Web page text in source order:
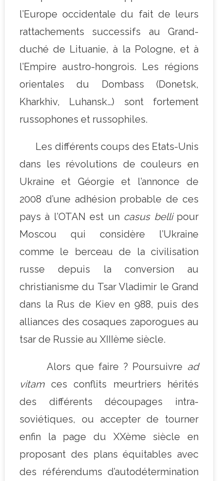
l’Europe occidentale du fait de leurs
rattachements successifs au Grand-
duché de Lituanie, à la Pologne, et à
l’Empire austro-hongrois. Les régions
orientales du Dombass (Donetsk,
Kharkhiv, Luhansk…) sont fortement
russophones et russophiles.
Les différents coups des Etats-Unis
dans les révolutions de couleurs en
Ukraine et Géorgie et l’annonce de
2008 d’une adhésion probable de ces
pays à l’OTAN est un casus belli pour
Moscou qui considère l’Ukraine
comme le berceau de la civilisation
russe depuis la conversion au
christianisme du Tsar Vladimir le Grand
dans la Rus de Kiev en 988, puis des
alliances des cosaques zaporogues au
tsar de Russie au XIIIème siècle.
Alors que faire ? Poursuivre ad
vitamces conflits meurtriers hérités
des différents découpages intra-
soviétiques, ou accepter de tourner
enfin la page du XXème siècle en
proposant des plans équitables avec
des référendums d’autodétermination